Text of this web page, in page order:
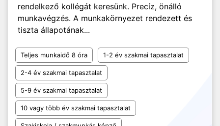
rendelkező kollégát keresünk. Precíz, önálló
munkavégzés. A munkakörnyezet rendezett és
tiszta állapotának...
Teljes munkaidő 8 óra 1-2 év szakmai tapasztalat
2-4 év szakmai tapasztalat
5-9 év szakmai tapasztalat
10 vagy több év szakmai tapasztalat